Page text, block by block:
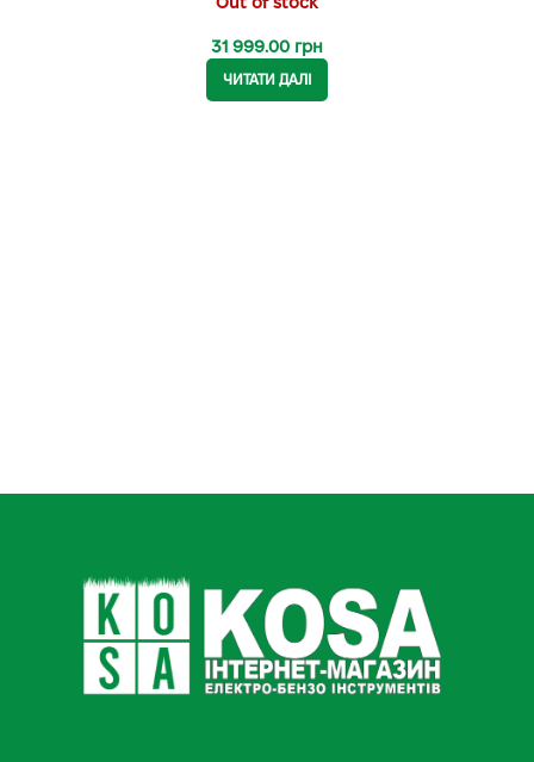
31 999.00 грн
ЧИТАТИ ДАЛІ